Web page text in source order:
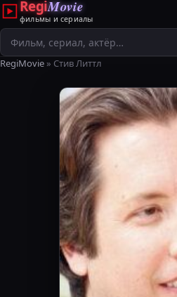
RegiMovie
фильмы и сериалы
Поиск
RegiMovie» Стив Литтл